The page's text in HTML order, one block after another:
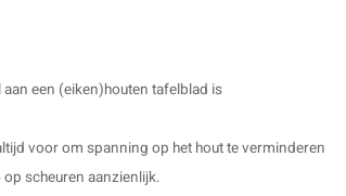
een (eiken)houten tafelblad is
voor om spanning op het hout te verminderen
scheuren aanzienlijk.